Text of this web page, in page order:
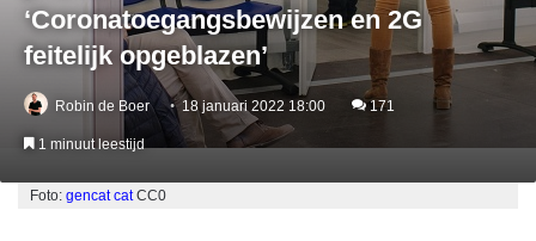
‘Coronatoegangsbewijzen en 2G
feitelijk opgeblazen’
Robin de Boer 18 januari 2022 18:00 171
1 minuut leestijd
Foto: gencat catCC0